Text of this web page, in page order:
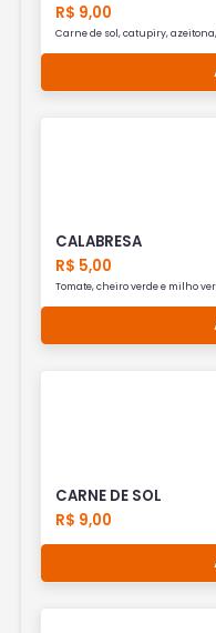
R$ 9,00
Carne de sol, catupiry,
CALABRESA
R$ 5,00
Tomate, cheiro verde e milho
CARNE DE SOL
R$ 9,00